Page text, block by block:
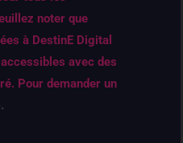
noter que
à DestinE Digital
avec des
Pour demander un